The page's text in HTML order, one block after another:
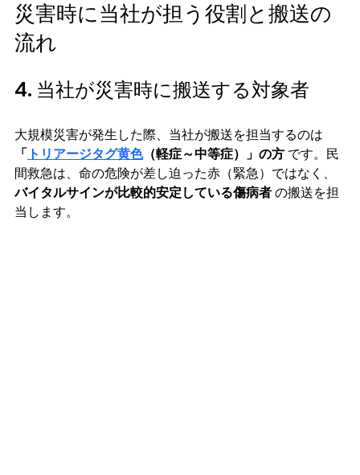
災害時に当社が担う役割と搬送の
流れ
4. 当社が災害時に搬送する対象者
大規模災害が発生した際、当社が搬送を担当するのは
「 トリアージタグ黄色（軽症～中等症）」の方 です。民
間救急は、命の危険が差し迫った赤（緊急）ではなく、
バイタルサインが比較的安定している傷病者 の搬送を担
当します。